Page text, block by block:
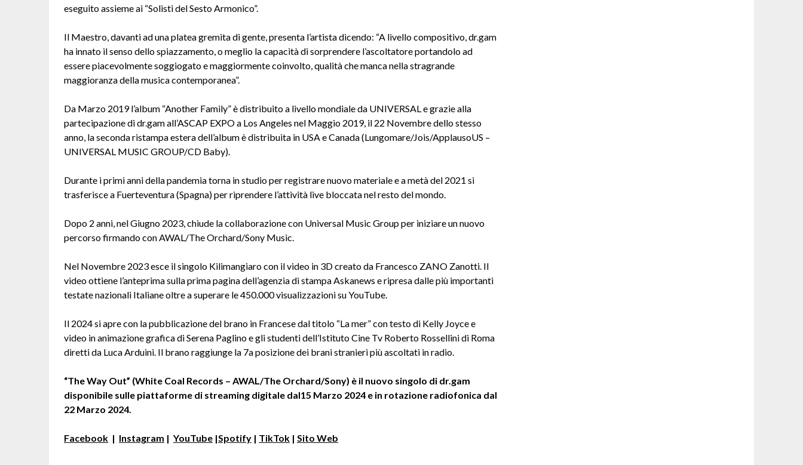
eseguito assieme ai “Solisti del Sesto Armonico”.
Il Maestro, davanti ad una platea gremita di gente, presenta l’artista dicendo: “A livello compositivo, dr.gam
ha innato il senso dello spiazzamento, o meglio la capacità di sorprendere l’ascoltatore portandolo ad
essere piacevolmente soggiogato e maggiormente coinvolto, qualità che manca nella stragrande
maggioranza della musica contemporanea”.
Da Marzo 2019 l’album “Another Family” è distribuito a livello mondiale da UNIVERSAL e grazie alla
partecipazione di dr.gam all’ASCAP EXPO a Los Angeles nel Maggio 2019, il 22 Novembre dello stesso
anno, la seconda ristampa estera dell’album è distribuita in USA e Canada (Lungomare/Jois/ApplausoUS –
UNIVERSAL MUSIC GROUP/CD Baby).
Durante i primi anni della pandemia torna in studio per registrare nuovo materiale e a metà del 2021 si
trasferisce a Fuerteventura (Spagna) per riprendere l’attività live bloccata nel resto del mondo.
Dopo 2 anni, nel Giugno 2023, chiude la collaborazione con Universal Music Group per iniziare un nuovo
percorso firmando con AWAL/The Orchard/Sony Music.
Nel Novembre 2023 esce il singolo Kilimangiaro con il video in 3D creato da Francesco ZANO Zanotti. Il
video ottiene l’anteprima sulla prima pagina dell’agenzia di stampa Askanews e ripresa dalle più importanti
testate nazionali Italiane oltre a superare le 450.000 visualizzazioni su YouTube.
Il 2024 si apre con la pubblicazione del brano in Francese dal titolo “La mer” con testo di Kelly Joyce e
video in animazione grafica di Serena Paglino e gli studenti dell’Istituto Cine Tv Roberto Rossellini di Roma
diretti da Luca Arduini. Il brano raggiunge la 7a posizione dei brani stranieri più ascoltati in radio.
“The Way Out” (White Coal Records – AWAL/The Orchard/Sony) è il nuovo singolo di dr.gam
disponibile sulle piattaforme di streaming digitale dal15 Marzo 2024 e in rotazione radiofonica dal
22 Marzo 2024.
Facebook | Instagram | YouTube |Spotify | TikTok | Sito Web